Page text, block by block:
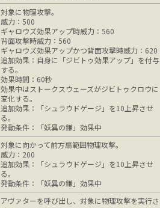
対象に物理攻撃。
威力：500
ギャロウズ効果アップ時威力：560
背面攻撃時威力：560
ギャロウズ効果アップかつ背面攻撃時威力：620
追加効果：自身に「ジビトゥ効果アップ」を付与
する。
効果時間：60秒
効果中はストークスウェーズがジビトゥクロウに
変化する。
追加効果：「シュラウドゲージ」を10上昇させ
る。
発動条件：「妖異の鎌」効果中
対象に向かって前方扇範囲物理攻撃。
威力：200
追加効果：「シュラウドゲージ」を10上昇させ
る。
発動条件：「妖異の鎌」効果中
アヴァターを呼び出し、対象に物理攻撃を実行さ